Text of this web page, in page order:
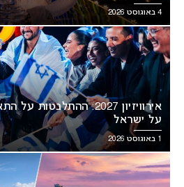
4 באוגוסט 2026
אירוויזיון 2027:
על ישראל
1 באוגוסט 2026